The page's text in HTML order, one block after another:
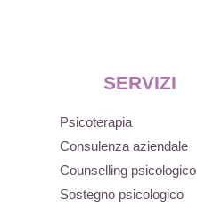
SERVIZI
Psicoterapia
Consulenza aziendale
Counselling psicologico
Sostegno psicologico